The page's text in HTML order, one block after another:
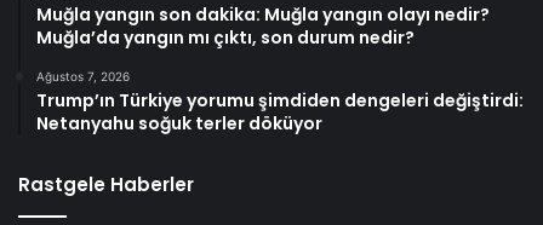
Muğla yangın son dakika: Muğla yangın olayı nedir?
Muğla’da yangın mı çıktı, son durum nedir?
Ağustos 7, 2026
Trump’ın Türkiye yorumu şimdiden dengeleri değiştirdi:
Netanyahu soğuk terler döküyor
Rastgele Haberler